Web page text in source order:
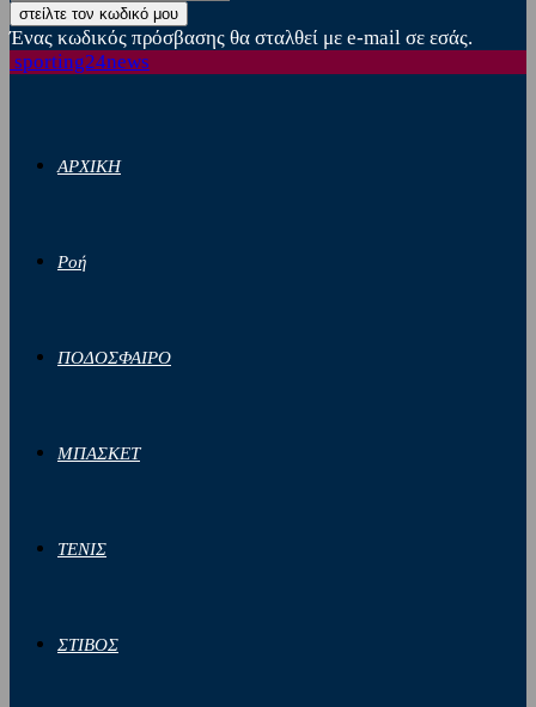
Ένας κωδικός πρόσβασης θα σταλθεί με e-mail σε εσάς.
sporting24news
ΑΡΧΙΚΗ
Ροή
ΠΟΔΟΣΦΑΙΡΟ
ΜΠΑΣΚΕΤ
ΤΕΝΙΣ
ΣΤΙΒΟΣ